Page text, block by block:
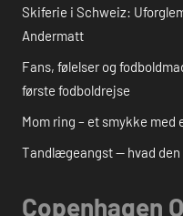
Skiferie i Schweiz:
Andermatt
Fans, følelser og
første fodboldrejse
Mom ring – et smykke med
Tandlægeangst — hvad
Copenhagen